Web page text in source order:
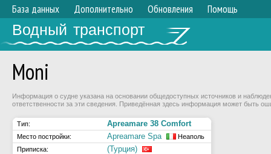
База данных Дополнительно Обновления Помощь
Водный транспорт
Moni
Информация о судне указана на основании общедоступных источников и
ответственности за эти сведения. Приведённая здесь информация может быть
Тип: Apreamare 38 Comfort
Место постройки: Apreamare Spa
Неаполь
Приписка:
(Турция)